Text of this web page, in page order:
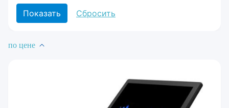
по цене